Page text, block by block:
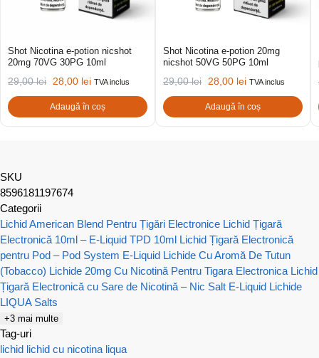
Shot Nicotina e-potion nicshot
20mg 70VG 30PG 10ml
29,00lei 28,00 lei TVA inclus
Adaugă în coș
Shot Nicotina e-potion 20mg
nicshot 50VG 50PG 10ml
29,00lei 28,00 lei TVA inclus
Adaugă în coș
SKU
8596181197674
Categorii
Lichid American Blend Pentru Țigări Electronice Lichid Țigară
Electronică 10ml – E-Liquid TPD 10ml Lichid Țigară Electronică
pentru Pod – Pod System E-Liquid Lichide Cu Aromă De Tutun
(Tobacco) Lichide 20mg Cu Nicotină Pentru Tigara Electronica Lichid
Țigară Electronică cu Sare de Nicotină – Nic Salt E-Liquid Lichide
LIQUA Salts
+3 mai multe
Tag-uri
lichid lichid cu nicotina liqua